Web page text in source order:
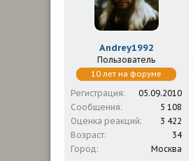
Andrey1992
Пользователь
10 лет на форуме
Регистрация
05.09.2010
Сообщения
5 108
Оценка реакций
3 422
Возраст
34
Город
Москва